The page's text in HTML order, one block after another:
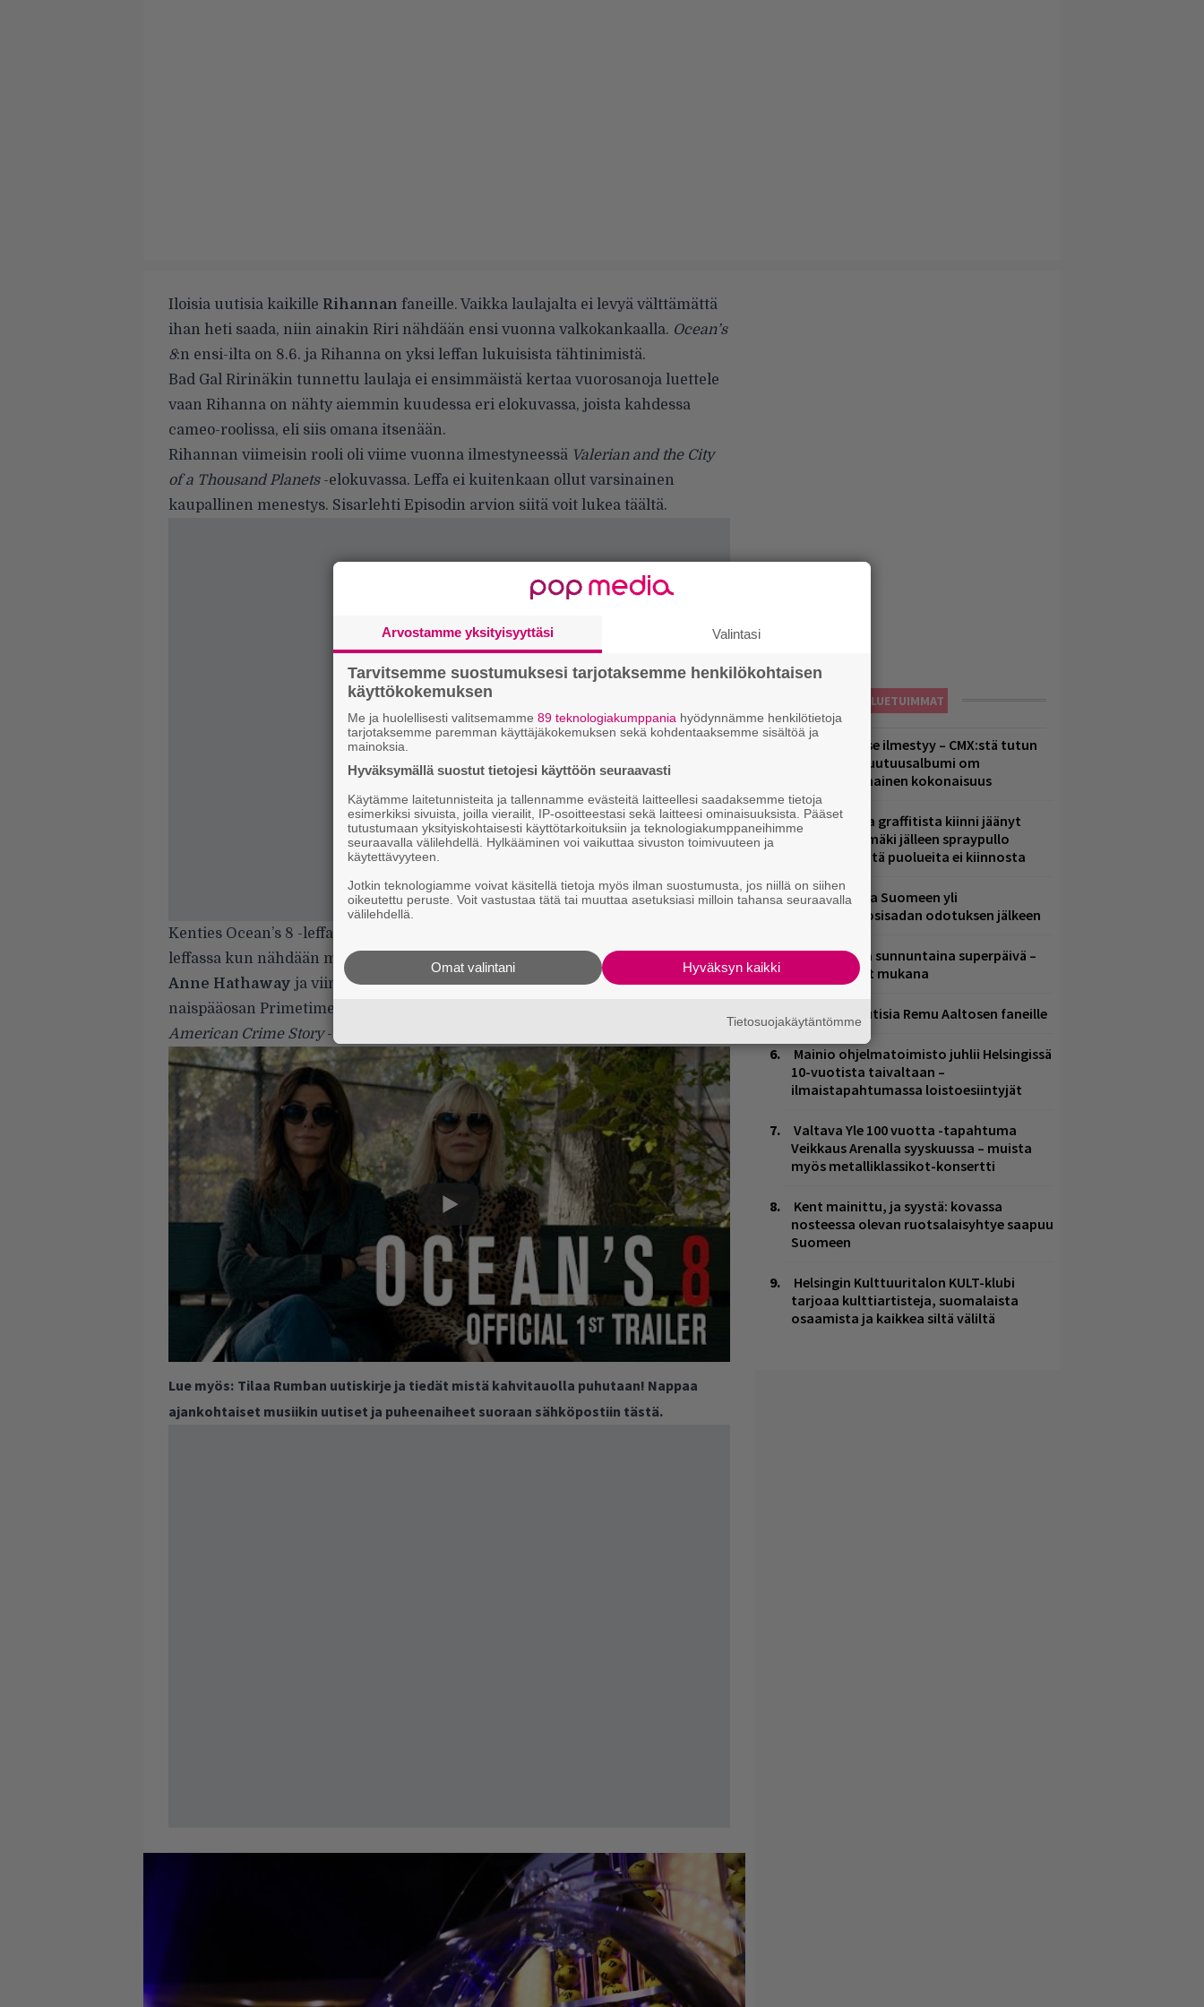
Iloisia uutisia kaikille Rihannan faneille. Vaikka laulajalta ei levyä välttämättä
ihan heti saada, niin ainakin Riri nähdään ensi vuonna valkokankaalla. Ocean’s
8:n ensi-ilta on 8.6. ja Rihanna on yksi leffan lukuisista tähtinimistä.
Bad Gal Ririnäkin tunnettu laulaja ei ensimmäistä kertaa vuorosanoja luettele
vaan Rihanna on nähty aiemmin kuudessa eri elokuvassa, joista kahdessa
cameo-roolissa, eli siis omana itsenään.
Rihannan viimeisin rooli oli viime vuonna ilmestyneessä Valerian and the City
of a Thousand Planets-elokuvassa. Leffa ei kuitenkaan ollut varsinainen
kaupallinen menestys. Sisarlehti Episodin arvion siitä voit lukea täältä.
Kenties Ocean’s 8 -leffasta voinee jonkinlaista hittiä odottaa, Rihannan lisäksi
leffassa kun nähdään muun muassa
Sandra Bullock Helena Bonham Carter
Anne Hathaway ja viime vuonna parhaan minisarjan tai televisioelokuvan
naispääosan Primetime Emmy -palkinnon
American Crime Story-roolistaan napannut
Lue myös: Tilaa Rumban uutiskirje ja tiedät mistä kahvitauolla puhutaan! Nappaa
ajankohtaiset musiikin uutiset ja puheenaiheet suoraan sähköpostiin tästä.
LUETUIMMAT
Huomenna se ilmestyy – CMX:stä tutun
A.W. Yrjänän uutuusalbumi om
mammuttimainen kokonaisuus
Laittomasta graffitista kiinni jäänyt
Paavo Arhinmäki jälleen spraypullo
kädessä – näitä puolueita ei kiinnosta
Weezer palaa Suomeen yli
neljännesvuosisadan odotuksen jälkeen
Tampereella sunnuntaina superpäivä –
nämä artistit mukana
Mainioita uutisia Remu Aaltosen faneille
Mainio ohjelmatoimisto juhlii Helsingissä
10-vuotista taivaltaan –
ilmaistapahtumassa loistoesiintyjät
Valtava Yle 100 vuotta -tapahtuma
Veikkaus Arenalla syyskuussa – muista
myös metalliklassikot-konsertti
Kent mainittu, ja syystä: kovassa
nosteessa olevan ruotsalaisyhtye saapuu
Suomeen
Helsingin Kulttuuritalon KULT-klubi
tarjoaa kulttiartisteja, suomalaista
osaamista ja kaikkea siltä väliltä
Arvostamme yksityisyyttäsi Valintasi
Tarvitsemme suostumuksesi tarjotaksemme henkilökohtaisen
käyttökokemuksen
Me ja huolellisesti valitsemamme 89 teknologiakumppania hyödynnämme henkilötietoja
tarjotaksemme paremman käyttäjäkokemuksen sekä kohdentaaksemme sisältöä ja
mainoksia.
Hyväksymällä suostut tietojesi käyttöön seuraavasti
Käytämme laitetunnisteita ja tallennamme evästeitä laitteellesi saadaksemme tietoja
esimerkiksi sivuista, joilla vierailit, IP-osoitteestasi sekä laitteesi ominaisuuksista. Pääset
tutustumaan yksityiskohtaisesti käyttötarkoituksiin ja teknologiakumppaneihimme
seuraavalla välilehdellä. Hylkääminen voi vaikuttaa sivuston toimivuuteen ja
käytettävyyteen.
Jotkin teknologiamme voivat käsitellä tietoja myös ilman suostumusta, jos niillä on siihen
oikeutettu peruste. Voit vastustaa tätä tai muuttaa asetuksiasi milloin tahansa seuraavalla
välilehdellä.
Hyväksyn kaikki
Omat valintani
Tietosuojakäytäntömme